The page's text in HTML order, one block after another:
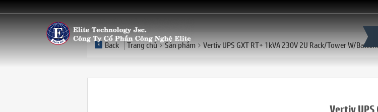
Back Trang chủ Sản phẩm Vertiv UPS GXT RT+ 1kVA 230V 2U Rack/Tower W/
Vertiv UPS